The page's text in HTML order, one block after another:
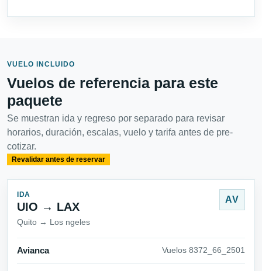
VUELO INCLUIDO
Vuelos de referencia para este
paquete
Se muestran ida y regreso por separado para revisar
horarios, duración, escalas, vuelo y tarifa antes de pre-
cotizar.
Revalidar antes de reservar
IDA
UIO → LAX
Quito → Los ngeles
AV
Avianca Vuelos 8372_66_2501